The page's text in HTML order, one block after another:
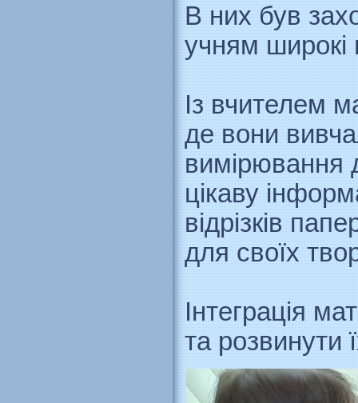
В них був
учням широкі
Із вчителем
де вони
вимірювання
цікаву
відрізків
для своїх
Інтеграція
та розвинути